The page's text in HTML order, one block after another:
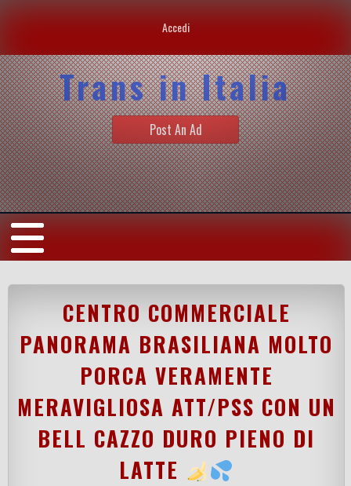
Accedi
Trans in Italia
Post An Ad
CENTRO COMMERCIALE
PANORAMA BRASILIANA MOLTO
PORCA VERAMENTE
MERAVIGLIOSA ATT/PSS CON UN
BELL CAZZO DURO PIENO DI
LATTE